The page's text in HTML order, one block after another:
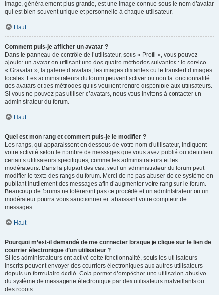
image, généralement plus grande, est une image connue sous le nom d’avatar
qui est bien souvent unique et personnelle à chaque utilisateur.
Haut
Comment puis-je afficher un avatar ?
Dans le panneau de contrôle de l’utilisateur, sous « Profil », vous pouvez
ajouter un avatar en utilisant une des quatre méthodes suivantes : le service
« Gravatar », la galerie d’avatars, les images distantes ou le transfert d’images
locales. Les administrateurs du forum peuvent activer ou non la fonctionnalité
des avatars et des méthodes qu’ils veuillent rendre disponible aux utilisateurs.
Si vous ne pouvez pas utiliser d’avatars, nous vous invitons à contacter un
administrateur du forum.
Haut
Quel est mon rang et comment puis-je le modifier ?
Les rangs, qui apparaissent en dessous de votre nom d’utilisateur, indiquent
votre activité selon le nombre de messages que vous avez publié ou identifient
certains utilisateurs spécifiques, comme les administrateurs et les
modérateurs. Dans la plupart des cas, seul un administrateur du forum peut
modifier le texte des rangs du forum. Merci de ne pas abuser de ce système en
publiant inutilement des messages afin d’augmenter votre rang sur le forum.
Beaucoup de forums ne toléreront pas ce procédé et un administrateur ou un
modérateur pourra vous sanctionner en abaissant votre compteur de
messages.
Haut
Pourquoi m’est-il demandé de me connecter lorsque je clique sur le lien de
courrier électronique d’un utilisateur ?
Si les administrateurs ont activé cette fonctionnalité, seuls les utilisateurs
inscrits peuvent envoyer des courriers électroniques aux autres utilisateurs
depuis un formulaire dédié. Cela permet d’empêcher une utilisation abusive
du système de messagerie électronique par des utilisateurs malveillants ou
des robots.